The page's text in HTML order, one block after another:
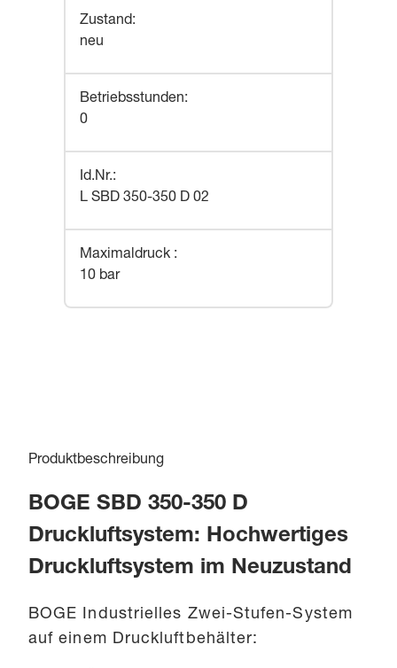
Zustand:
neu
Betriebsstunden:
0
Id.Nr.:
L SBD 350-350 D 02
Maximaldruck :
10 bar
Produktbeschreibung
BOGE SBD 350-350 D
Druckluftsystem: Hochwertiges
Druckluftsystem im Neuzustand
BOGE Industrielles Zwei-Stufen-System
auf einem Druckluftbehälter: